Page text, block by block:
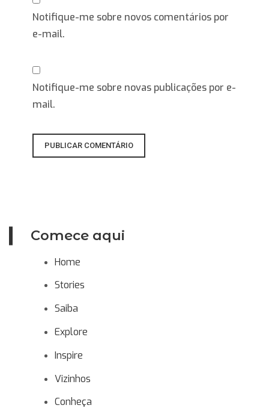
Comece aqui
Home
Stories
Saiba
Explore
Inspire
Vizinhos
Conheça
Notifique-me sobre novos comentários por
e-mail.
Notifique-me sobre novas publicações por e-
mail.